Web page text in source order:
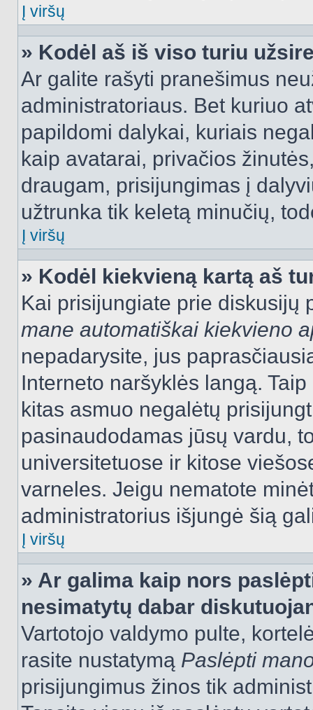
Į viršų
» Kodėl aš iš viso turiu
Ar galite rašyti pranešimus
administratoriaus. Bet kuriuo
papildomi dalykai, kuriais
kaip avatarai, privačios
draugam, prisijungimas į
užtrunka tik keletą minučių,
Į viršų
» Kodėl kiekvieną kartą aš
Kai prisijungiate prie diskusijų
mane automatiškai kiekvieno
nepadarysite, jus
Interneto naršyklės langą.
kitas asmuo negalėtų
pasinaudodamas jūsų vardu,
universitetuose ir kitose
varneles. Jeigu nematote
administratorius išjungė šią
Į viršų
» Ar galima kaip nors
nesimatytų dabar
Vartotojo valdymo pulte,
rasite nustatymą Paslėpti
prisijungimus žinos tik